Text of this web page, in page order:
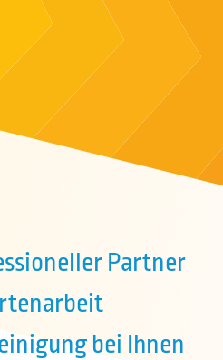
Partner
bei Ihnen